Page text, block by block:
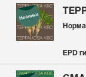
EPD